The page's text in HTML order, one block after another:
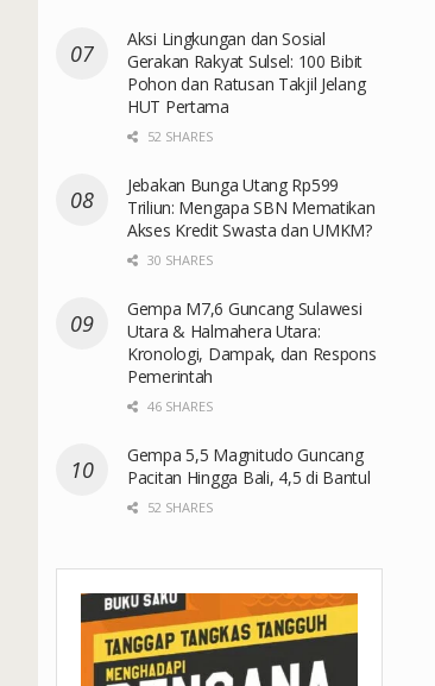
Aksi Lingkungan dan Sosial
Gerakan Rakyat Sulsel: 100 Bibit
Pohon dan Ratusan Takjil Jelang
HUT Pertama
52 SHARES
Jebakan Bunga Utang Rp599
Triliun: Mengapa SBN Mematikan
Akses Kredit Swasta dan UMKM?
30 SHARES
Gempa M7,6 Guncang Sulawesi
Utara & Halmahera Utara:
Kronologi, Dampak, dan Respons
Pemerintah
46 SHARES
Gempa 5,5 Magnitudo Guncang
Pacitan Hingga Bali, 4,5 di Bantul
52 SHARES